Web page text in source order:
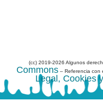
(cc) 2019-2026 Algunos
Commons – Referencia con
Legal, Cookies